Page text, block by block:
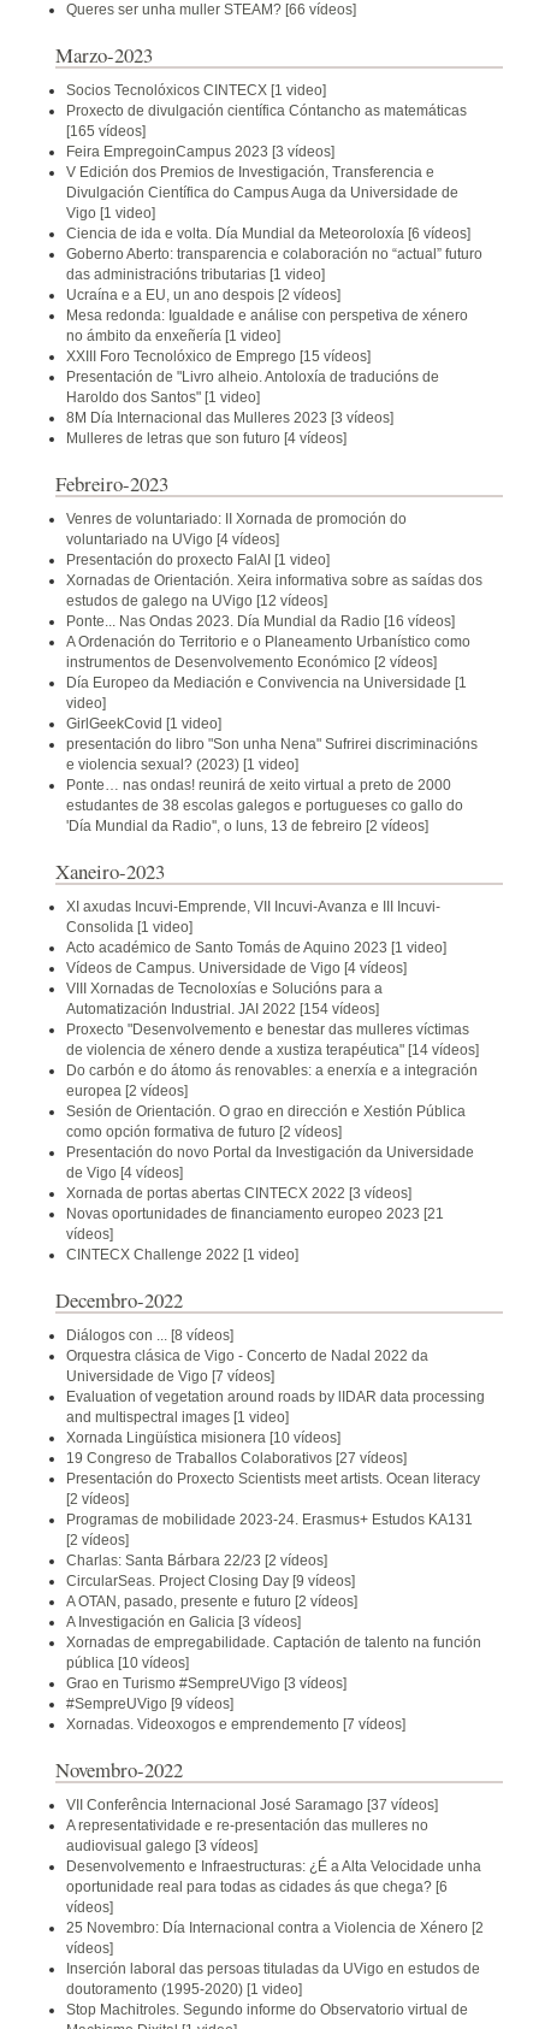
Queres ser unha muller STEAM? [66 vídeos]
Marzo-2023
Socios Tecnolóxicos CINTECX [1 video]
Proxecto de divulgación científica Cóntancho as matemáticas
[165 vídeos]
Feira EmpregoinCampus 2023 [3 vídeos]
V Edición dos Premios de Investigación, Transferencia e
Divulgación Científica do Campus Auga da Universidade de
Vigo [1 video]
Ciencia de ida e volta. Día Mundial da Meteoroloxía [6 vídeos]
Goberno Aberto: transparencia e colaboración no “actual” futuro
das administracións tributarias [1 video]
Ucraína e a EU, un ano despois [2 vídeos]
Mesa redonda: Igualdade e análise con perspetiva de xénero
no ámbito da enxeñería [1 video]
XXIII Foro Tecnolóxico de Emprego [15 vídeos]
Presentación de "Livro alheio. Antoloxía de traducións de
Haroldo dos Santos" [1 video]
8M Día Internacional das Mulleres 2023 [3 vídeos]
Mulleres de letras que son futuro [4 vídeos]
Febreiro-2023
Venres de voluntariado: II Xornada de promoción do
voluntariado na UVigo [4 vídeos]
Presentación do proxecto FalAI [1 video]
Xornadas de Orientación. Xeira informativa sobre as saídas dos
estudos de galego na UVigo [12 vídeos]
Ponte... Nas Ondas 2023. Día Mundial da Radio [16 vídeos]
A Ordenación do Territorio e o Planeamento Urbanístico como
instrumentos de Desenvolvemento Económico [2 vídeos]
Día Europeo da Mediación e Convivencia na Universidade [1
video]
GirlGeekCovid [1 video]
presentación do libro "Son unha Nena" Sufrirei discriminacións
e violencia sexual? (2023) [1 video]
Ponte… nas ondas! reunirá de xeito virtual a preto de 2000
estudantes de 38 escolas galegos e portugueses co gallo do
'Día Mundial da Radio'', o luns, 13 de febreiro [2 vídeos]
Xaneiro-2023
XI axudas Incuvi-Emprende, VII Incuvi-Avanza e III Incuvi-
Consolida [1 video]
Acto académico de Santo Tomás de Aquino 2023 [1 video]
Vídeos de Campus. Universidade de Vigo [4 vídeos]
VIII Xornadas de Tecnoloxías e Solucións para a
Automatización Industrial. JAI 2022 [154 vídeos]
Proxecto "Desenvolvemento e benestar das mulleres víctimas
de violencia de xénero dende a xustiza terapéutica" [14 vídeos]
Do carbón e do átomo ás renovables: a enerxía e a integración
europea [2 vídeos]
Sesión de Orientación. O grao en dirección e Xestión Pública
como opción formativa de futuro [2 vídeos]
Presentación do novo Portal da Investigación da Universidade
de Vigo [4 vídeos]
Xornada de portas abertas CINTECX 2022 [3 vídeos]
Novas oportunidades de financiamento europeo 2023 [21
vídeos]
CINTECX Challenge 2022 [1 video]
Decembro-2022
Diálogos con ... [8 vídeos]
Orquestra clásica de Vigo - Concerto de Nadal 2022 da
Universidade de Vigo [7 vídeos]
Evaluation of vegetation around roads by lIDAR data processing
and multispectral images [1 video]
Xornada Lingüística misionera [10 vídeos]
19 Congreso de Traballos Colaborativos [27 vídeos]
Presentación do Proxecto Scientists meet artists. Ocean literacy
[2 vídeos]
Programas de mobilidade 2023-24. Erasmus+ Estudos KA131
[2 vídeos]
Charlas: Santa Bárbara 22/23 [2 vídeos]
CircularSeas. Project Closing Day [9 vídeos]
A OTAN, pasado, presente e futuro [2 vídeos]
A Investigación en Galicia [3 vídeos]
Xornadas de empregabilidade. Captación de talento na función
pública [10 vídeos]
Grao en Turismo #SempreUVigo [3 vídeos]
#SempreUVigo [9 vídeos]
Xornadas. Videoxogos e emprendemento [7 vídeos]
Novembro-2022
VII Conferência Internacional José Saramago [37 vídeos]
A representatividade e re-presentación das mulleres no
audiovisual galego [3 vídeos]
Desenvolvemento e Infraestructuras: ¿É a Alta Velocidade unha
oportunidade real para todas as cidades ás que chega? [6
vídeos]
25 Novembro: Día Internacional contra a Violencia de Xénero [2
vídeos]
Inserción laboral das persoas tituladas da UVigo en estudos de
doutoramento (1995-2020) [1 video]
Stop Machitroles. Segundo informe do Observatorio virtual de